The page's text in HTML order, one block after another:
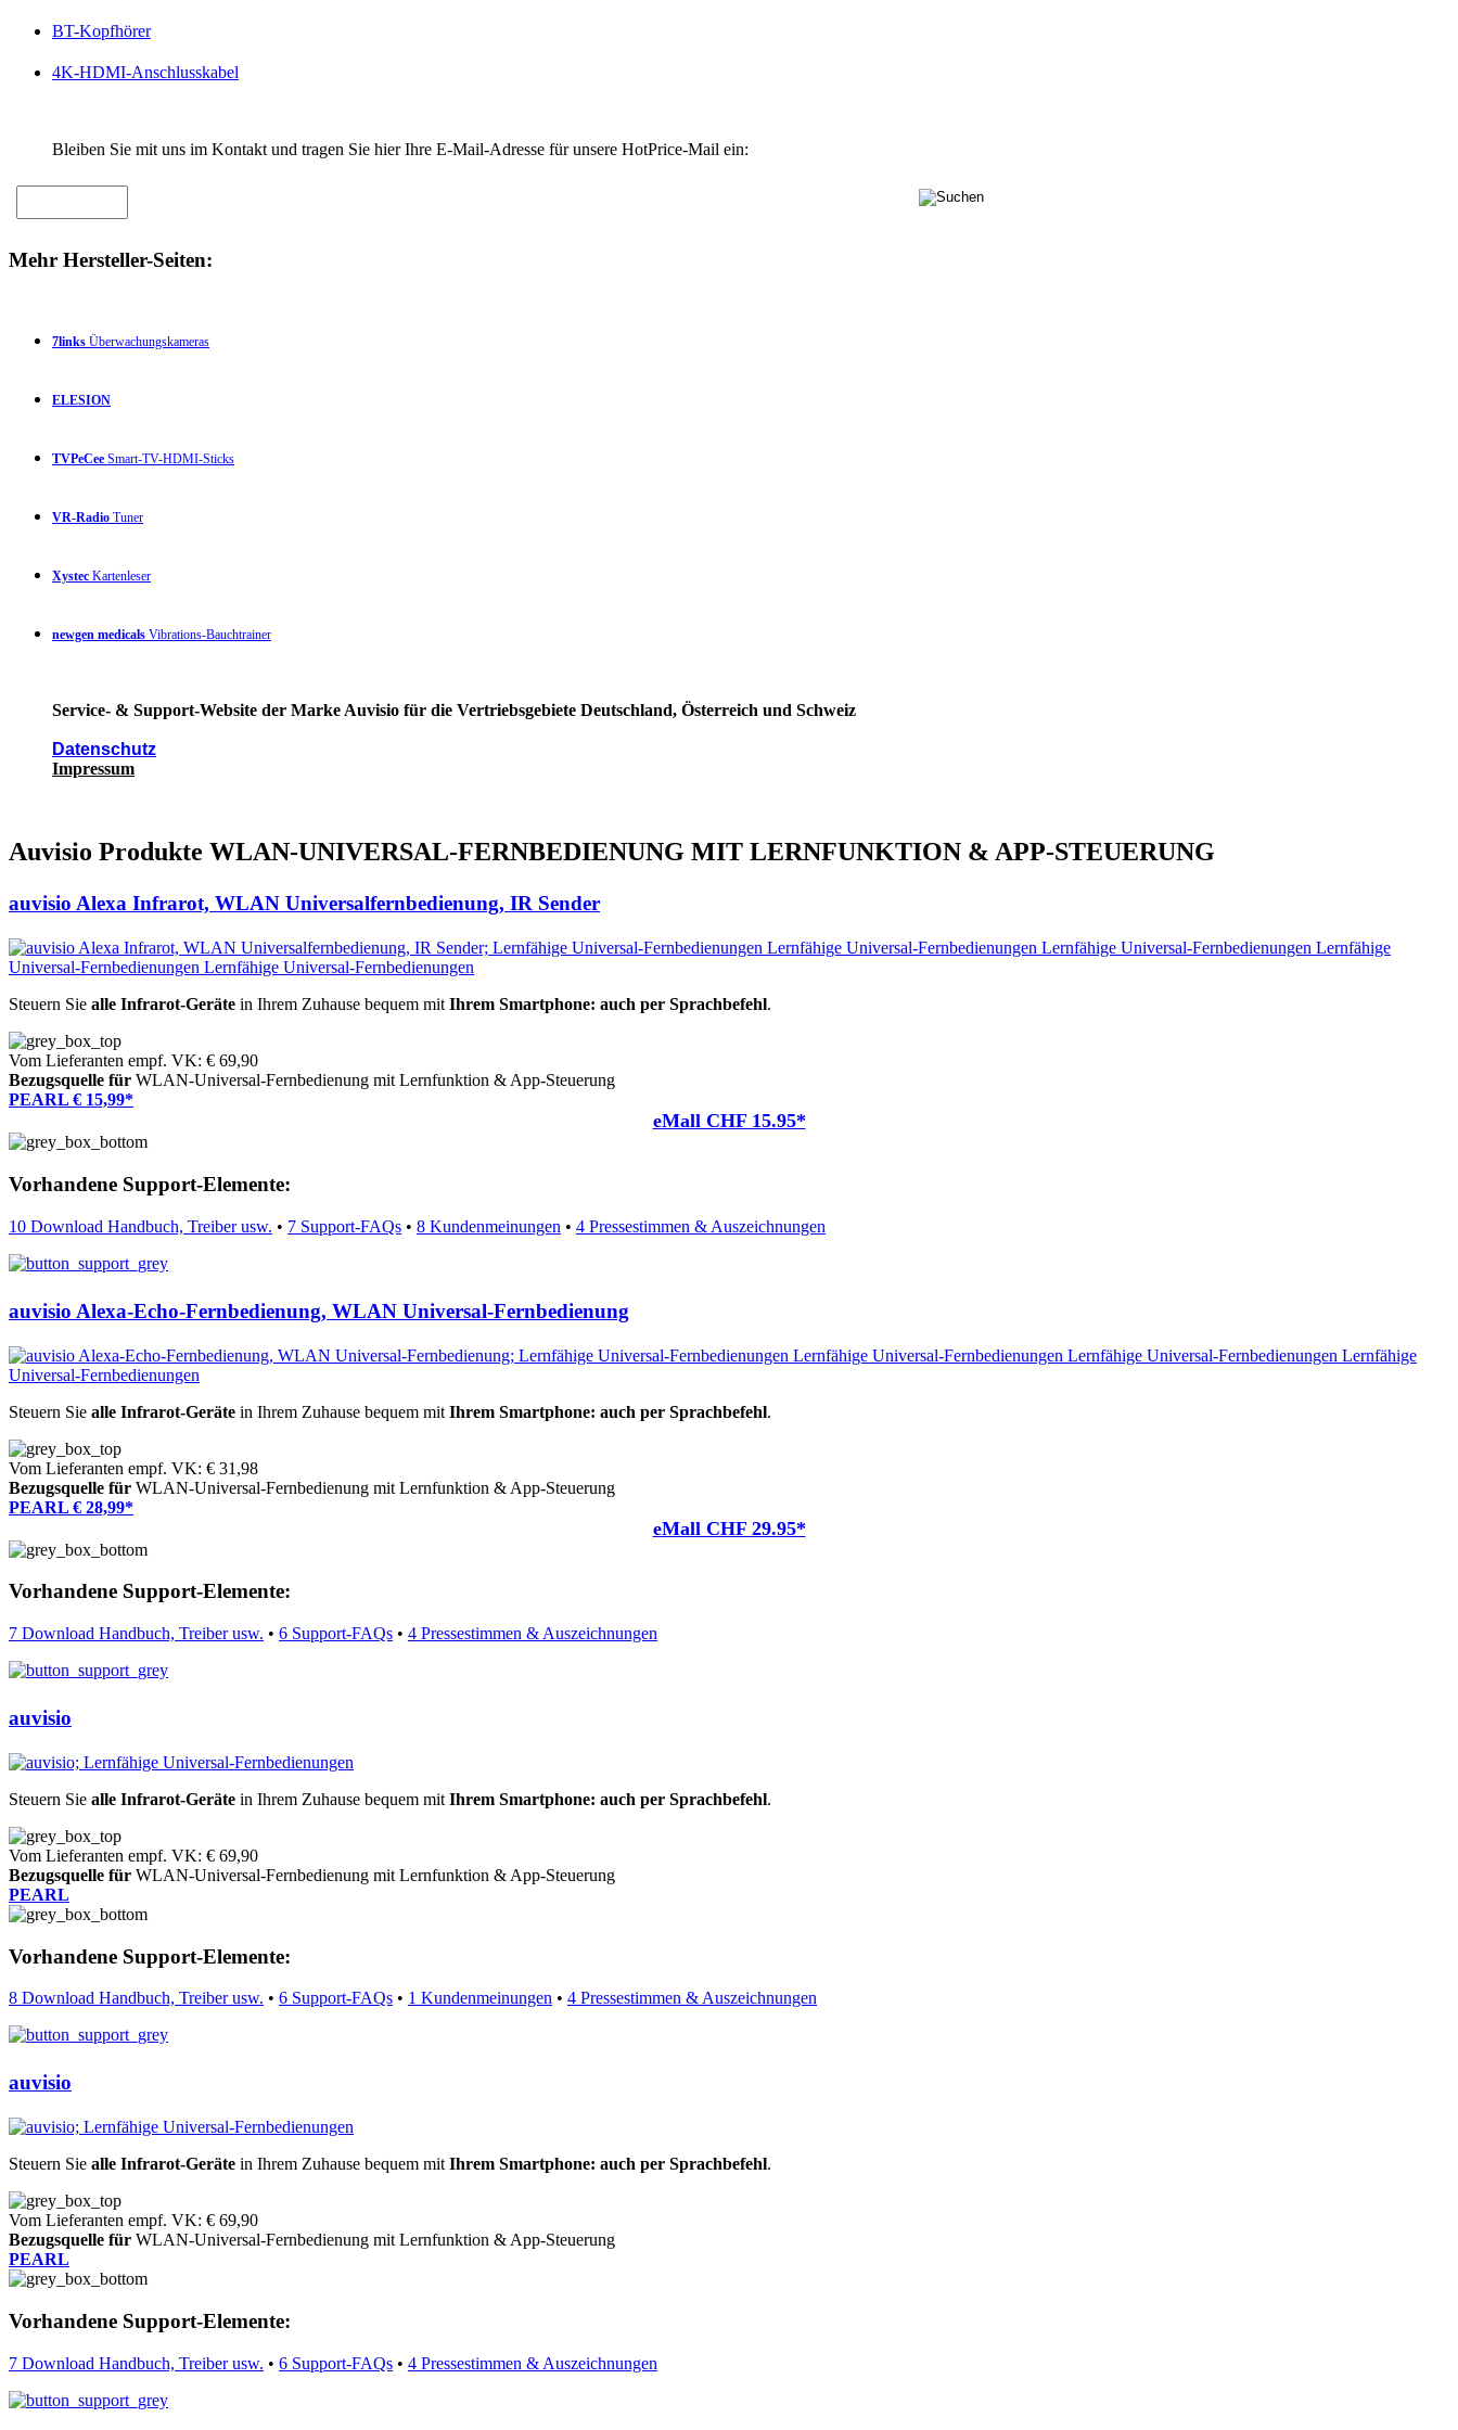
BT-Kopfhörer
4K-HDMI-Anschlusskabel
Bleiben Sie mit uns im Kontakt und tragen Sie hier Ihre E-Mail-Adresse für unsere HotPrice-Mail ein:
Mehr Hersteller-Seiten:
7links Überwachungskameras
ELESION
TVPeCee Smart-TV-HDMI-Sticks
VR-Radio Tuner
Xystec Kartenleser
newgen medicals Vibrations-Bauchtrainer
Service- & Support-Website der Marke Auvisio für die Vertriebsgebiete Deutschland, Österreich und Schweiz
Datenschutz
Impressum
Auvisio Produkte WLAN-UNIVERSAL-FERNBEDIENUNG MIT LERNFUNKTION & APP-STEUERUNG
auvisio Alexa Infrarot, WLAN Universalfernbedienung, IR Sender
Steuern Sie alle Infrarot-Geräte in Ihrem Zuhause bequem mit Ihrem Smartphone: auch per Sprachbefehl.
Vom Lieferanten empf. VK: € 69,90
Bezugsquelle für WLAN-Universal-Fernbedienung mit Lernfunktion & App-Steuerung
PEARL € 15,99*
eMall CHF 15.95*
Vorhandene Support-Elemente:
10 Download Handbuch, Treiber usw. • 7 Support-FAQs • 8 Kundenmeinungen • 4 Pressestimmen & Auszeichnungen
auvisio Alexa-Echo-Fernbedienung, WLAN Universal-Fernbedienung
Steuern Sie alle Infrarot-Geräte in Ihrem Zuhause bequem mit Ihrem Smartphone: auch per Sprachbefehl.
Vom Lieferanten empf. VK: € 31,98
Bezugsquelle für WLAN-Universal-Fernbedienung mit Lernfunktion & App-Steuerung
PEARL € 28,99*
eMall CHF 29.95*
Vorhandene Support-Elemente:
7 Download Handbuch, Treiber usw. • 6 Support-FAQs • 4 Pressestimmen & Auszeichnungen
auvisio
Steuern Sie alle Infrarot-Geräte in Ihrem Zuhause bequem mit Ihrem Smartphone: auch per Sprachbefehl.
Vom Lieferanten empf. VK: € 69,90
Bezugsquelle für WLAN-Universal-Fernbedienung mit Lernfunktion & App-Steuerung
PEARL
Vorhandene Support-Elemente:
8 Download Handbuch, Treiber usw. • 6 Support-FAQs • 1 Kundenmeinungen • 4 Pressestimmen & Auszeichnungen
auvisio
Steuern Sie alle Infrarot-Geräte in Ihrem Zuhause bequem mit Ihrem Smartphone: auch per Sprachbefehl.
Vom Lieferanten empf. VK: € 69,90
Bezugsquelle für WLAN-Universal-Fernbedienung mit Lernfunktion & App-Steuerung
PEARL
Vorhandene Support-Elemente:
7 Download Handbuch, Treiber usw. • 6 Support-FAQs • 4 Pressestimmen & Auszeichnungen